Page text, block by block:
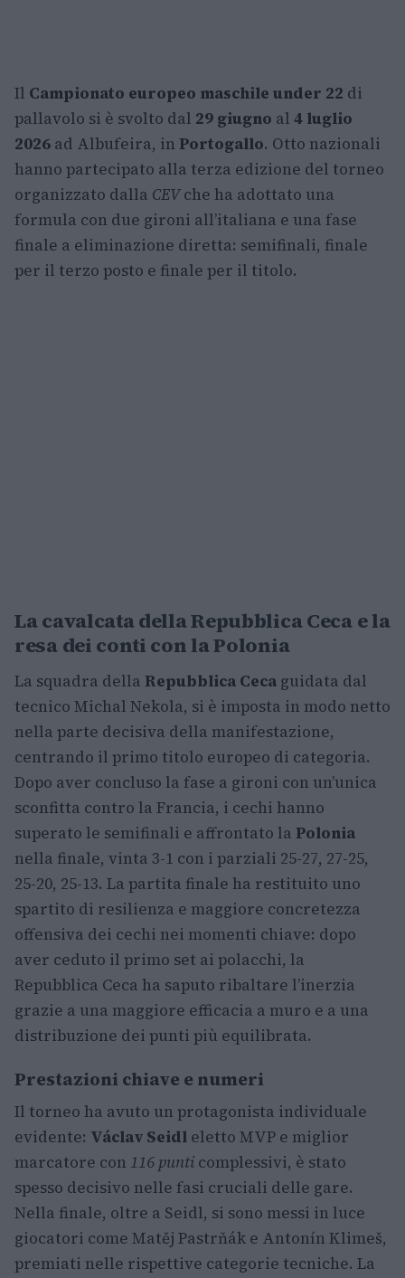
Il Campionato europeo maschile under 22 di
pallavolo si è svolto dal 29 giugno al 4 luglio
2026 ad Albufeira, in Portogallo. Otto nazionali
hanno partecipato alla terza edizione del torneo
organizzato dalla CEVche ha adottato una
formula con due gironi all’italiana e una fase
finale a eliminazione diretta: semifinali, finale
per il terzo posto e finale per il titolo.
La cavalcata della Repubblica Ceca e la
resa dei conti con la Polonia
La squadra della Repubblica Ceca guidata dal
tecnico Michal Nekola, si è imposta in modo netto
nella parte decisiva della manifestazione,
centrando il primo titolo europeo di categoria.
Dopo aver concluso la fase a gironi con un’unica
sconfitta contro la Francia, i cechi hanno
superato le semifinali e affrontato la Polonia
nella finale, vinta 3-1 con i parziali 25-27, 27-25,
25-20, 25-13. La partita finale ha restituito uno
spartito di resilienza e maggiore concretezza
offensiva dei cechi nei momenti chiave: dopo
aver ceduto il primo set ai polacchi, la
Repubblica Ceca ha saputo ribaltare l’inerzia
grazie a una maggiore efficacia a muro e a una
distribuzione dei punti più equilibrata.
Prestazioni chiave e numeri
Il torneo ha avuto un protagonista individuale
evidente: Václav Seidl eletto MVP e miglior
marcatore con 116 punti complessivi, è stato
spesso decisivo nelle fasi cruciali delle gare.
Nella finale, oltre a Seidl, si sono messi in luce
giocatori come Matěj Pastrňák e Antonín Klimeš,
premiati nelle rispettive categorie tecniche. La